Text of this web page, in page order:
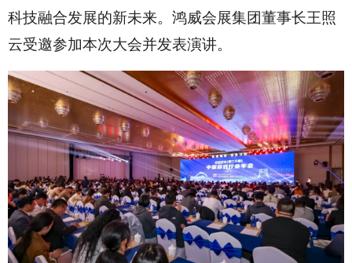
科技融合发展的新未来。鸿威会展集团董事长王照
云受邀参加本次大会并发表演讲。